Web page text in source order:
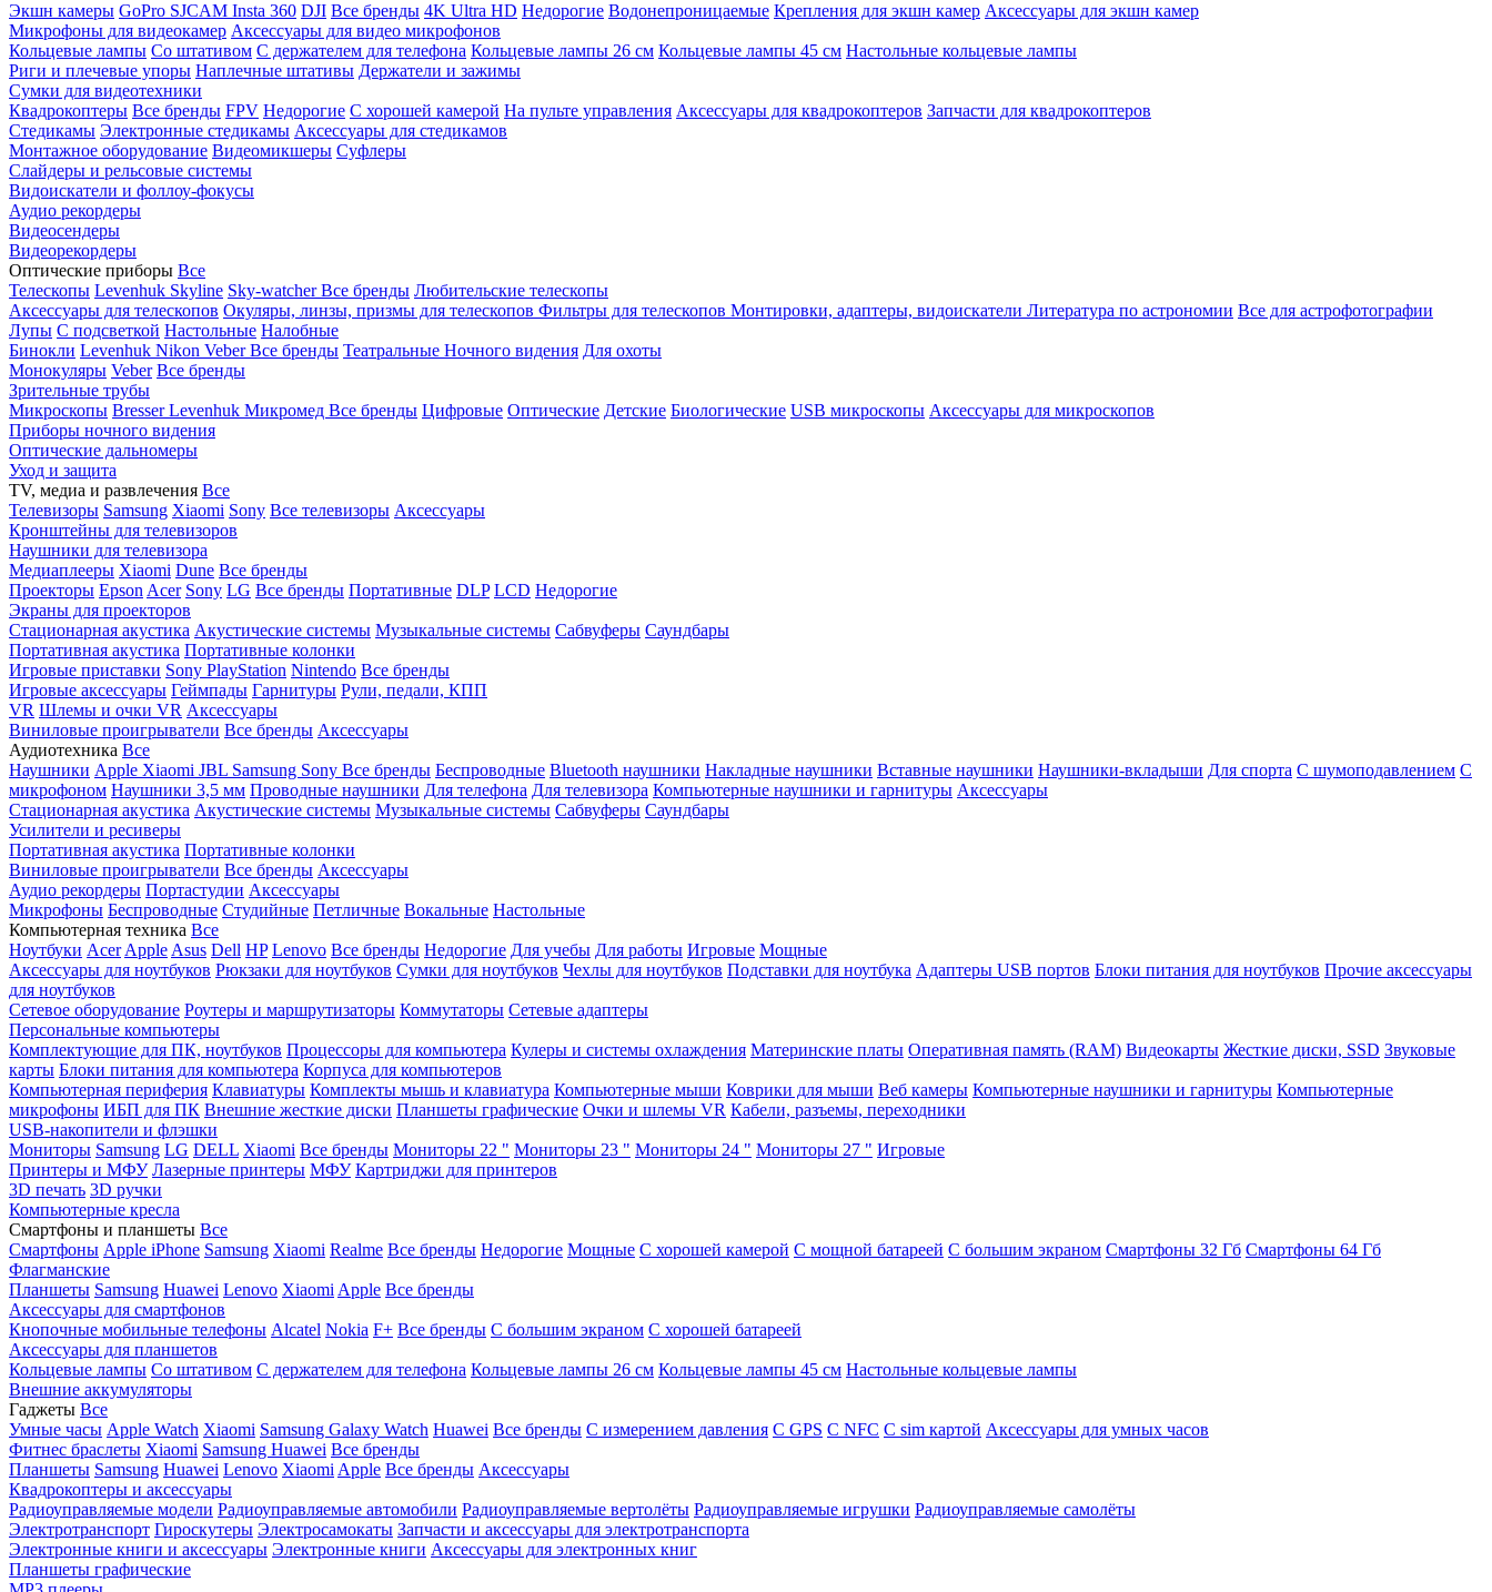
Экшн камеры GoPro SJCAM Insta 360 DJI Все бренды 4K Ultra HD Недорогие Водонепроницаемые Крепления для экшн камер Аксессуары для экшн камер
Микрофоны для видеокамер Аксессуары для видео микрофонов
Кольцевые лампы Со штативом C держателем для телефона Кольцевые лампы 26 см Кольцевые лампы 45 см Настольные кольцевые лампы
Риги и плечевые упоры Наплечные штативы Держатели и зажимы
Сумки для видеотехники
Квадрокоптеры Все бренды FPV Недорогие С хорошей камерой На пульте управления Аксессуары для квадрокоптеров Запчасти для квадрокоптеров
Стедикамы Электронные стедикамы Аксессуары для стедикамов
Монтажное оборудование Видеомикшеры Суфлеры
Слайдеры и рельсовые системы
Видоискатели и фоллоу-фокусы
Аудио рекордеры
Видеосендеры
Видеорекордеры
Оптические приборы Все
Телескопы Levenhuk Skyline Sky-watcherВсе бренды Любительские телескопы
Аксессуары для телескопов Окуляры, линзы, призмы для телескопов Фильтры для телескопов Монтировки, адаптеры, видоискатели Литература по астрономии Все для астрофотографии
Лупы С подсветкой Настольные Налобные
Бинокли Levenhuk Nikon VeberВсе бренды Театральные Ночного видения Для охоты
Монокуляры Veber Все бренды
Зрительные трубы
Микроскопы BresserLevenhuk Микромед Все бренды Цифровые Оптические Детские Биологические USB микроскопы Аксессуары для микроскопов
Приборы ночного видения
Оптические дальномеры
Уход и защита
TV, медиа и развлечения Все
Телевизоры Samsung Xiaomi Sony Все телевизоры Аксессуары
Кронштейны для телевизоров
Наушники для телевизора
Медиаплееры Xiaomi Dune Все бренды
Проекторы Epson Acer Sony LG Все бренды Портативные DLP LCD Недорогие
Экраны для проекторов
Стационарная акустика Акустические системы Музыкальные системы Сабвуферы Саундбары
Портативная акустика Портативные колонки
Игровые приставки Sony PlayStation Nintendo Все бренды
Игровые аксессуары Геймпады Гарнитуры Рули, педали, КПП
VR Шлемы и очки VR Аксессуары
Виниловые проигрыватели Все бренды Аксессуары
Аудиотехника Все
Наушники Apple Xiaomi JBL Samsung Sony Все бренды Беспроводные Bluetooth наушники Накладные наушники Вставные наушники Наушники-вкладыши Для спорта С шумоподавлением С
микрофоном Наушники 3,5 мм Проводные наушники Для телефона Для телевизора Компьютерные наушники и гарнитуры Аксессуары
Стационарная акустика Акустические системы Музыкальные системы Сабвуферы Саундбары
Усилители и ресиверы
Портативная акустика Портативные колонки
Виниловые проигрыватели Все бренды Аксессуары
Аудио рекордеры Портастудии Аксессуары
Микрофоны Беспроводные Студийные Петличные Вокальные Настольные
Компьютерная техника Все
Ноутбуки Acer Apple Asus Dell HP Lenovo Все бренды Недорогие Для учебы Для работы Игровые Мощные
Аксессуары для ноутбуков Рюкзаки для ноутбуков Сумки для ноутбуков Чехлы для ноутбуков Подставки для ноутбука Адаптеры USB портов Блоки питания для ноутбуков Прочие аксессуары
для ноутбуков
Сетевое оборудование Роутеры и маршрутизаторы Коммутаторы Сетевые адаптеры
Персональные компьютеры
Комплектующие для ПК, ноутбуков Процессоры для компьютера Кулеры и системы охлаждения Материнские платы Оперативная память (RAM) Видеокарты Жесткие диски, SSD Звуковые
карты Блоки питания для компьютера Корпуса для компьютеров
Компьютерная периферия Клавиатуры Комплекты мышь и клавиатура Компьютерные мыши Коврики для мыши Веб камеры Компьютерные наушники и гарнитуры Компьютерные
микрофоны ИБП для ПК Внешние жесткие диски Планшеты графические Очки и шлемы VR Кабели, разъемы, переходники
USB-накопители и флэшки
Мониторы Samsung LG DELL Xiaomi Все бренды Мониторы 22 " Мониторы 23 " Мониторы 24 " Мониторы 27 " Игровые
Принтеры и МФУ Лазерные принтеры МФУ Картриджи для принтеров
3D печать 3D ручки
Компьютерные кресла
Смартфоны и планшеты Все
Смартфоны Apple iPhone Samsung Xiaomi Realme Все бренды Недорогие Мощные С хорошей камерой С мощной батареей С большим экраном Смартфоны 32 Гб Смартфоны 64 Гб
Флагманские
Планшеты Samsung Huawei Lenovo Xiaomi Apple Все бренды
Аксессуары для смартфонов
Кнопочные мобильные телефоны Alcatel Nokia F+ Все бренды С большим экраном С хорошей батареей
Аксессуары для планшетов
Кольцевые лампы Со штативом C держателем для телефона Кольцевые лампы 26 см Кольцевые лампы 45 см Настольные кольцевые лампы
Внешние аккумуляторы
Гаджеты Все
Умные часы Apple Watch Xiaomi Samsung Galaxy Watch Huawei Все бренды C измерением давления C GPS C NFC C sim картой Аксессуары для умных часов
Фитнес браслеты Xiaomi Samsung Huawei Все бренды
Планшеты Samsung Huawei Lenovo Xiaomi Apple Все бренды Аксессуары
Квадрокоптеры и аксессуары
Радиоуправляемые модели Радиоуправляемые автомобили Радиоуправляемые вертолёты Радиоуправляемые игрушки Радиоуправляемые самолёты
Электротранспорт Гироскутеры Электросамокаты Запчасти и аксессуары для электротранспорта
Электронные книги и аксессуары Электронные книги Аксессуары для электронных книг
Планшеты графические